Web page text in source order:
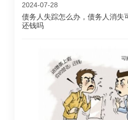
2024-07-28
债务人失踪怎么办，债务人消失
还钱吗